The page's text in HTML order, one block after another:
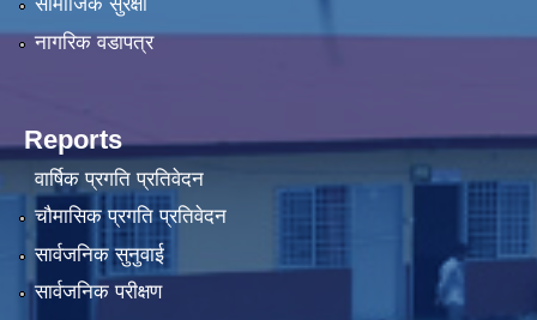
नागरिक वडापत्र
Reports
वार्षिक प्रगति प्रतिवेदन
चौमासिक प्रगति प्रतिवेदन
सार्वजनिक सुनुवाई
सार्वजनिक परीक्षण